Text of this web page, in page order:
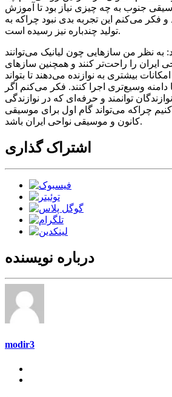
جنوب به چه چیزی نیاز بود تا آموزش
فکر می‌کنم این تجربه بدی نبود چراکه به
تولید چندباره نیز رسیده است.
به نظر من سازهایی چون لیانیک می‌توانند
ایران را راحت‌تر کنند و همچنین سازهای
بیشتری به نوازنده می‌دهند تا بتواند
وسیع‌تری اجرا کنند. فکر می‌کنم اگر
نوازندگان توانمند و حرفه‌ای که در نوازندگی
چراکه می‌تواند گام اول برای موسیقی
کانون و موسیقی نواحی ایران باشد.
اشتراک گذاری
درباره نویسنده
modir3